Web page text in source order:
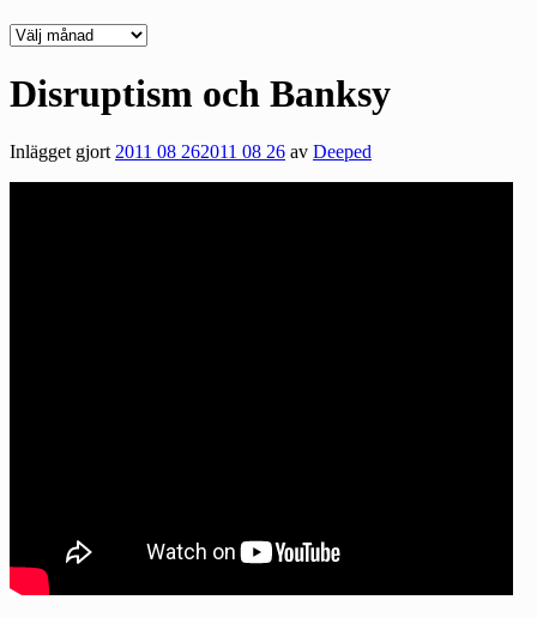
Deepedition
Disruptism och Banksy
Inlägget gjort2011 08 262011 08 26 av Deeped